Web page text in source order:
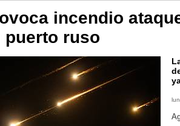
incendio
puerto ruso